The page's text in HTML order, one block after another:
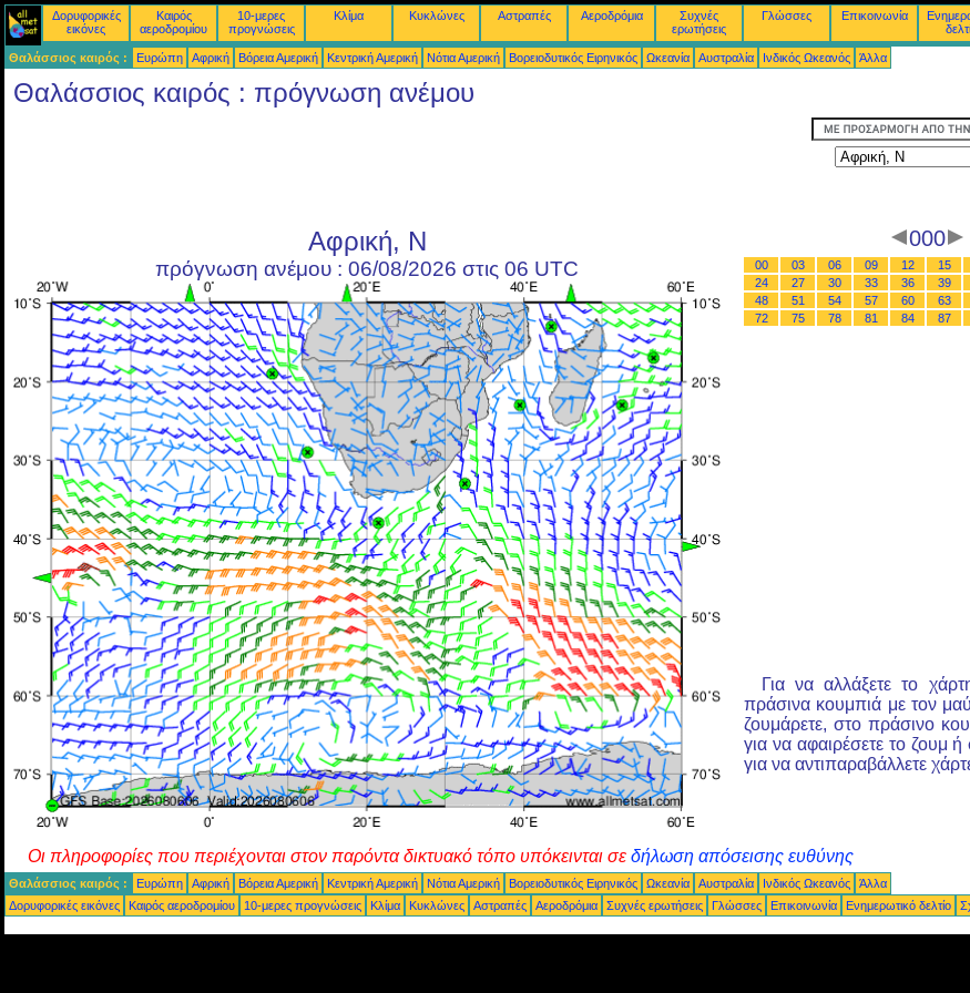
Δορυφορικές
εικόνες
Καιρός
αεροδρομίου
10-μερες
προγνώσεις
Κλίμα Κυκλώνες Αστραπές Αεροδρόμια
Συχνές
ερωτήσεις
Γλώσσες Επικοινωνία
Θαλάσσιος καιρός : Ευρώπη Αφρική Βόρεια Αμερική Κεντρική Αμερική Νότια Αμερική Βορειοδυτικός Ειρηνικός Ωκεανία Αυστραλία Ινδικός Ωκεανός Άλλα
Θαλάσσιος καιρός : πρόγνωση ανέμου
Αφρική, Ν
πρόγνωση ανέμου : 06/08/2026 στις 06 UTC
000
00 03 06 09 12 15
24
27 30 33 36 39
48
51 54 57 60 63
72
75 78 81 84 87
Για να αλλάξετε το
πράσινα κουμπιά με τον
ζουμάρετε, στο πράσινο
για να αφαιρέσετε το ζουμ
για να αντιπαραβάλλετε
Οι πληροφορίες που περιέχονται στον παρόντα δικτυακό τόπο υπόκεινται σε δήλωση απόσεισης ευθύνης
Θαλάσσιος καιρός : Ευρώπη Αφρική Βόρεια Αμερική Κεντρική Αμερική Νότια Αμερική Βορειοδυτικός Ειρηνικός Ωκεανία Αυστραλία Ινδικός Ωκεανός
Άλλα
Δορυφορικές εικόνες
Καιρός αεροδρομίου 10-μερες προγνώσεις Κλίμα Κυκλώνες Αστραπές Αεροδρόμια Συχνές ερωτήσεις Γλώσσες Επικοινωνία Ενημερωτικό δελτίο